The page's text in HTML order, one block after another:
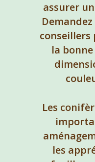
assurer
conseillers
la
Les
les